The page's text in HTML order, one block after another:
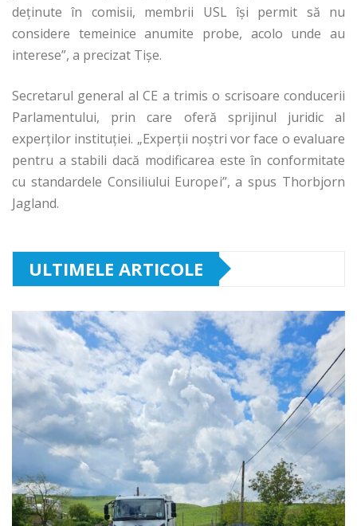
deţinute în comisii, membrii USL îşi permit să nu
considere temeinice anumite probe, acolo unde au
interese”, a precizat Tişe.
Secretarul general al CE a trimis o scrisoare conducerii
Parlamentului, prin care oferă sprijinul juridic al
experţilor instituţiei. „Experţii noştri vor face o evaluare
pentru a stabili dacă modificarea este în conformitate
cu standardele Consiliului Europei”, a spus Thorbjorn
Jagland.
ULTIMELE ARTICOLE